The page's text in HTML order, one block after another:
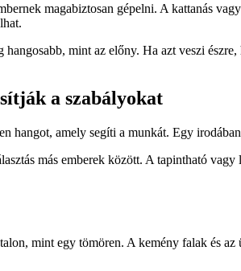
magabiztosan gépelni. A kattanás
mint az előny. Ha azt veszi
a szabályokat
hangot, amely segíti a munkát. Egy
más emberek között. A tapintható
mint egy tömören. A kemény falak és